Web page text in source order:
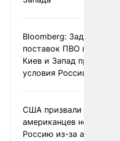
Bloomberg: Задержка
поставок ПВО вынудит
Киев и Запад принять
условия России
США призвали
американцев не
Россию из-за атак ВСУ